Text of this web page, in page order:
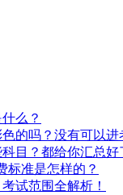
么？
的吗？没有可以进
目？都给你汇总好
标准是怎样的？
试范围全解析！